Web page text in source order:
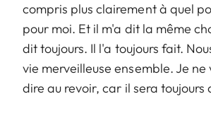
compris plus clairement à quel
pour moi. Et il m'a dit la même
dit toujours. Il l'a toujours fait.
vie merveilleuse ensemble. Je ne
dire au revoir, car il sera toujours